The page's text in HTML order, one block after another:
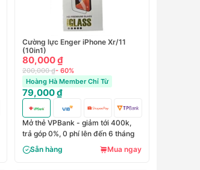
Cường lực Enger iPhone Xr/11
(10in1)
80,000 ₫
200,000 ₫- 60%
Hoàng Hà Member Chỉ Từ
79,000 ₫
Mở thẻ VPBank - giảm tới 400k,
trả góp 0%, 0 phí lên đến 6 tháng
Sẵn hàng
Mua ngay